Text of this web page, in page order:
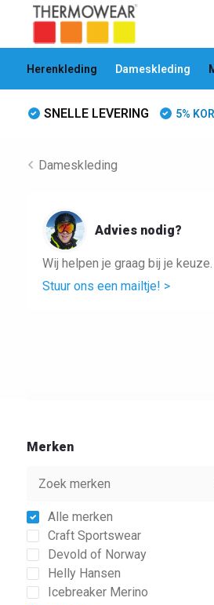
Herenkleding Dameskleding
SNELLE LEVERING 5%
Dameskleding
Advies nodig?
Wij helpen je graag bij je keuze.
Stuur ons een mailtje! >
Merken
Alle merken
Craft Sportswear
Devold of Norway
Helly Hansen
Icebreaker Merino